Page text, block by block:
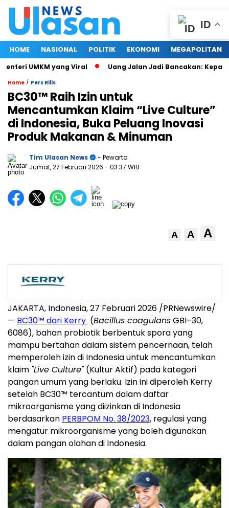
HOME NASIONAL POLITIK EKONOMI MEGAPOLITAN
UMKM yang Viral Uang Jalan Jadi Bancakan: Kepala
Home / Pers Rilis
BC30™ Raih Izin untuk
Mencantumkan Klaim “Live Culture”
di Indonesia, Buka Peluang Inovasi
Produk Makanan & Minuman
Tim Ulasan News
- Pewarta
Jumat, 27 Februari 2026 - 03:37 WIB
A A A
JAKARTA, Indonesia, 27 Februari 2026 /PRNewswire/
— BC30™ dari Kerry (Bacillus coagulansGBI–30,
6086), bahan probiotik berbentuk spora yang
mampu bertahan dalam sistem pencernaan, telah
memperoleh izin di Indonesia untuk mencantumkan
klaim "Live Culture"(Kultur Aktif) pada kategori
pangan umum yang berlaku. Izin ini diperoleh Kerry
setelah BC30™ tercantum dalam daftar
mikroorganisme yang diizinkan di Indonesia
berdasarkan PERBPOM No. 38/2023, regulasi yang
mengatur mikroorganisme yang boleh digunakan
dalam pangan olahan di Indonesia.
ID